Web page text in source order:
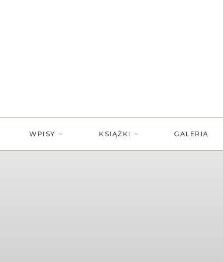
WPISY KSIĄŻKI GALERIA